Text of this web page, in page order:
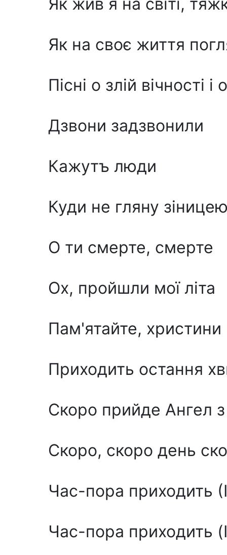
Як на своє життя
Пicнi о злій вічності i
Дзвони задзвонили
Кажутъ люди
Куди не гляну
О ти смерте, смерте
Ох, пройшли мої літа
Пам'ятайте, христини
Приходить остання
Скоро прийде Ангел
Скоро, скоро день
Час-пора приходить
Час-пора приходить